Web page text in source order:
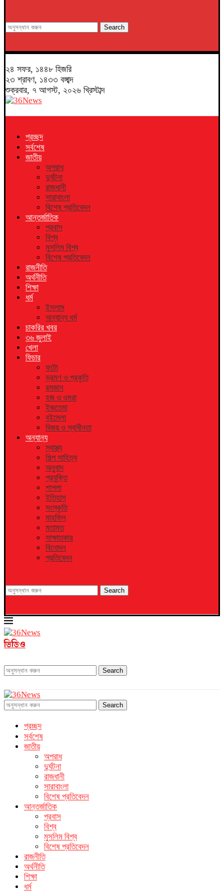
Search
২৪ সফর, ১৪৪৮ হিজরি
২৩ শ্রাবণ, ১৪৩৩ বঙ্গাব্দ
শুক্রবার, ৭ আগস্ট, ২০২৬ খ্রিস্টাব্দ
প্রচ্ছদ
সর্বশেষ
জাতীয়
অপরাধ
দুর্ঘটনা
রাজধানী
সারাবাংলা
বিশেষ প্রতিবেদন
আন্তর্জাতিক
প্রবাস
বিশ্ব
মুসলিম বিশ্ব
বিশেষ প্রতিবেদন
রাজনীতি
অর্থনীতি
শিক্ষা
ধর্ম
ইসলাম
অন্যান্য ধর্ম
চাকরির খবর
৩৬ জুলাই
খেলা
ফিচার
ফটো
ভ্রমণ ও প্রকৃতি
রমজান
হজ ও ওমরা
ইজতেমা
বইমেলা
বিজয় ও স্বাধীনতা
অন্যান্য
স্বাস্থ্য
শিল্প সাহিত্য
অনুবাদ
প্রযুক্তি
শাপলা
ইতিহাস
সংস্কৃতি
মাহফিল
মতামত
সাক্ষাতকার
বিনোদন
প্রতিবেদন
Search
ভিডিও
Search
Search
প্রচ্ছদ
সর্বশেষ
জাতীয়
অপরাধ
দুর্ঘটনা
রাজধানী
সারাবাংলা
বিশেষ প্রতিবেদন
আন্তর্জাতিক
প্রবাস
বিশ্ব
মুসলিম বিশ্ব
বিশেষ প্রতিবেদন
রাজনীতি
অর্থনীতি
শিক্ষা
ধর্ম